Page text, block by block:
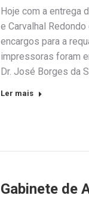
Hoje com a entrega
e Carvalhal
encargos para a
impressoras foram
Dr. José Borges da
Ler mais
Gabinete de